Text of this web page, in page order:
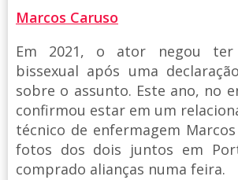
Marcos Caruso
Em 2021, o ator negou ter
bissexual após uma
sobre o assunto. Este ano, no
confirmou estar em um
técnico de enfermagem
fotos dos dois juntos em
comprado alianças numa feira.